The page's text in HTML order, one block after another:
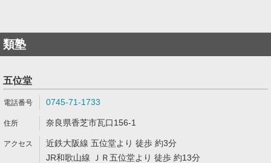
類塾
五位堂
0745-71-1733
奈良県香芝市瓦口156-1
近鉄大阪線 五位堂より 徒歩 約3分
JR和歌山線 ＪＲ五位堂より 徒歩 約13分